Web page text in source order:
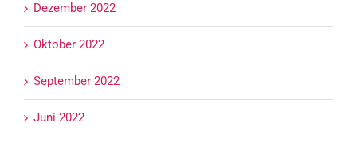
Dezember 2022
Oktober 2022
September 2022
Juni 2022